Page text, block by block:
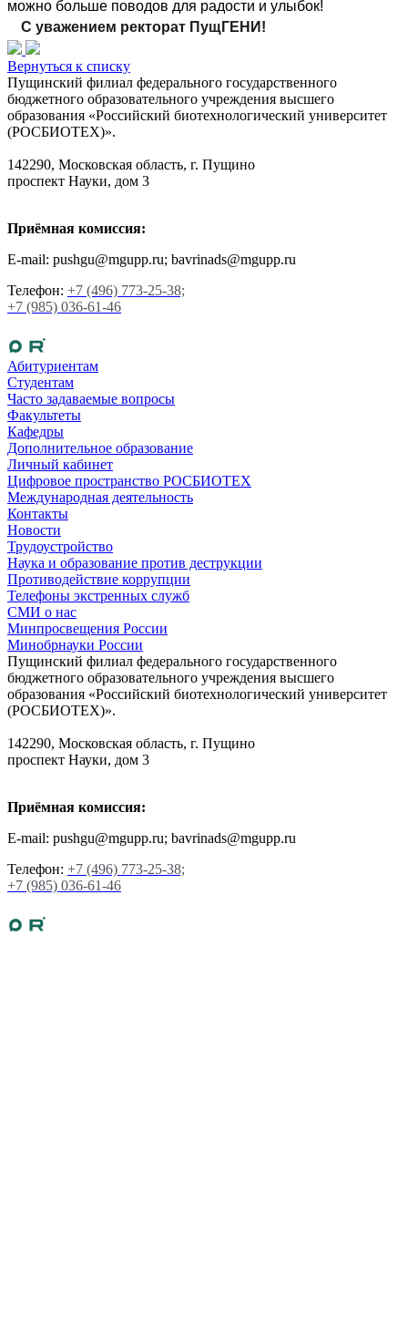
можно больше поводов для радости и улыбок!
С уважением ректорат ПущГЕНИ!
Вернуться к списку
Пущинский филиал федерального государственного
бюджетного образовательного учреждения высшего
образования «Российский биотехнологический университет
(РОСБИОТЕХ)».
142290, Московская область, г. Пущино
проспект Науки, дом 3
Приёмная комиссия:
E-mail: pushgu@mgupp.ru; bavrinads@mgupp.ru
Телефон: +7 (496) 773-25-38;
+7 (985) 036-61-46
Абитуриентам
Студентам
Часто задаваемые вопросы
Факультеты
Кафедры
Дополнительное образование
Личный кабинет
Цифровое пространство РОСБИОТЕХ
Международная деятельность
Контакты
Новости
Трудоустройство
Наука и образование против деструкции
Противодействие коррупции
Телефоны экстренных служб
СМИ о нас
Минпросвещения России
Минобрнауки России
Пущинский филиал федерального государственного
бюджетного образовательного учреждения высшего
образования «Российский биотехнологический университет
(РОСБИОТЕХ)».
142290, Московская область, г. Пущино
проспект Науки, дом 3
Приёмная комиссия:
E-mail: pushgu@mgupp.ru; bavrinads@mgupp.ru
Телефон: +7 (496) 773-25-38;
+7 (985) 036-61-46